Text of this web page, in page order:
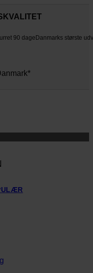
90 dage Danmarks største